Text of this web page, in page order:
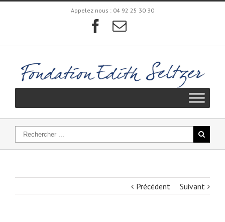
Appelez nous : 04 92 25 30 30
Précédent Suivant